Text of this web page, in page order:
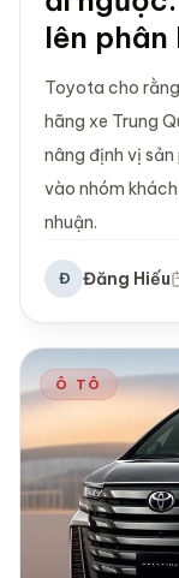
lên phân
Toyota cho
hãng xe Trung
nâng định vị
vào nhóm
nhuận.
Đ Đăng Hiếu
Ô TÔ